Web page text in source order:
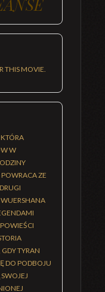
THIS MOVIE.
KTÓRA
W
ZE
WUERSHANA
TYRAN
DO PODBOJU